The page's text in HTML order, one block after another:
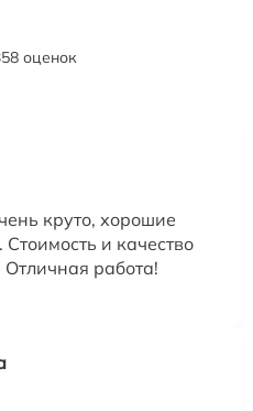
оценок
круто, хорошие
и качество
работа!